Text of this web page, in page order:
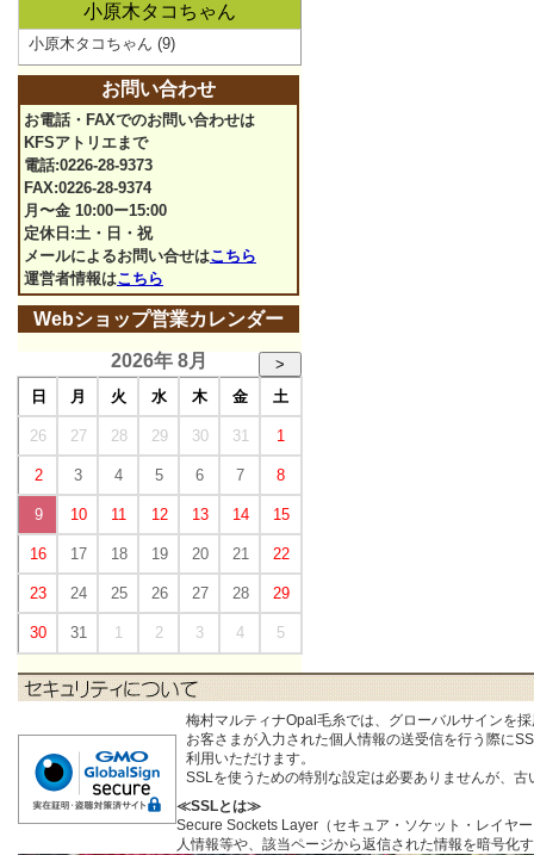
小原木タコちゃん
小原木タコちゃん (9)
お問い合わせ
お電話・FAXでのお問い合わせは
KFSアトリエまで
電話:0226-28-9373
FAX:0226-28-9374
月〜金 10:00ー15:00
定休日:土・日・祝
メールによるお問い合せはこちら
運営者情報はこちら
Webショップ営業カレンダー
2026年 8月
>
日
月 火 水 木 金 土
26 27 28 29 30 31 1
2 3 4 5 6 7 8
9 10 11 12 13 14 15
16 17 18 19 20 21 22
23 24 25 26 27 28 29
30 31 1 2 3 4 5
梅村マルティナOpal毛糸では、グローバルサインを
お客さまが入力された個人情報の送受信を行う際に
利用いただけます。
SSLを使うための特別な設定は必要ありませんが、
≪SSLとは≫
Secure Sockets Layer（セキュア・ソケット・レイヤ
人情報等や、該当ページから返信された情報を暗号化